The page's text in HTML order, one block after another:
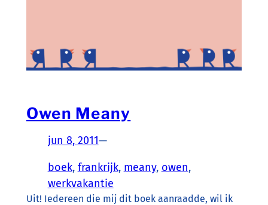
Owen Meany
jun 8, 2011—
boek, frankrijk, meany, owen ,
werkvakantie
Uit! Iedereen die mij dit boek aanraadde, wil ik